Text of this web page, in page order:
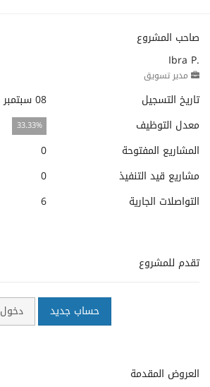
صاحب المشروع
Ibra P.
مدير تسويق
تاريخ التسجيل
08 سبتمبر 2024
معدل التوظيف
33.33%
المشاريع المفتوحة
0
مشاريع قيد التنفيذ
0
التواصلات الجارية
6
تقدم للمشروع
حساب جديد دخول
العروض المقدمة